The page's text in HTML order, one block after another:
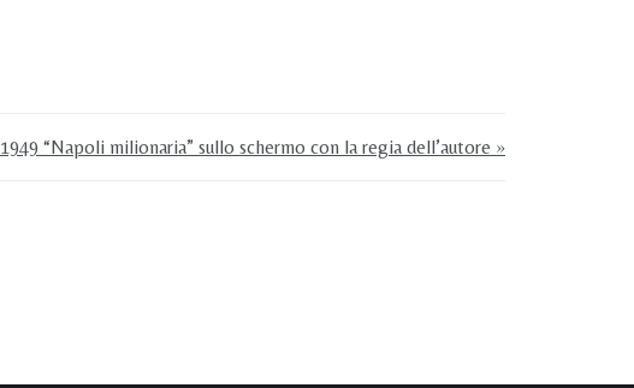
1949 “Napoli milionaria” sullo schermo con la regia dell’autore »